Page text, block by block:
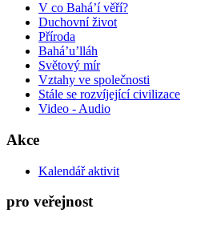
V co Bahá’í věří?
Duchovní život
Příroda
Bahá’u’lláh
Světový mír
Vztahy ve společnosti
Stále se rozvíjející civilizace
Video - Audio
Akce
Kalendář aktivit
pro veřejnost